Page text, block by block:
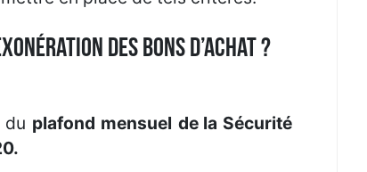
DES BONS D’ACHAT ?
du plafond mensuel de la Sécurité